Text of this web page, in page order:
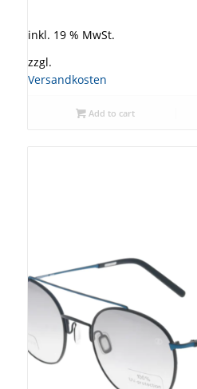
inkl. 19 % MwSt.
zzgl.
Versandkosten
Add to cart